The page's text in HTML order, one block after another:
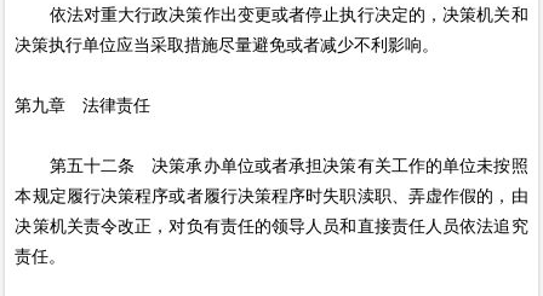
依法对重大行政决策作出变更或者停止执行决定的，决策机关和
决策执行单位应当采取措施尽量避免或者减少不利影响。
第九章 法律责任
第五十二条 决策承办单位或者承担决策有关工作的单位未按照
本规定履行决策程序或者履行决策程序时失职渎职、弄虚作假的，由
决策机关责令改正，对负有责任的领导人员和直接责任人员依法追究
责任。